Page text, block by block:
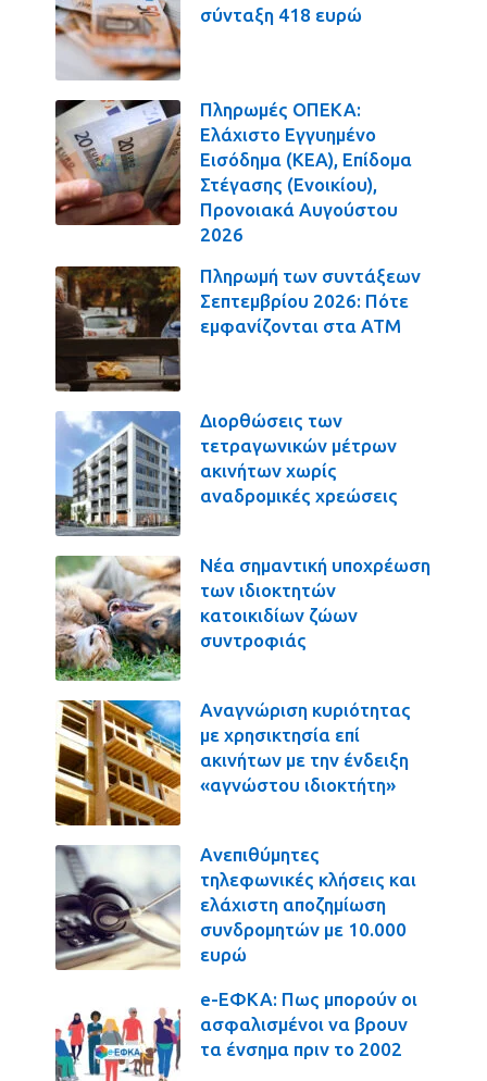
σύνταξη 418 ευρώ
Πληρωμές ΟΠΕΚΑ:
Ελάχιστο Εγγυημένο
Εισόδημα (ΚΕΑ), Επίδομα
Στέγασης (Ενοικίου),
Προνοιακά Αυγούστου
2026
Πληρωμή των συντάξεων
Σεπτεμβρίου 2026: Πότε
εμφανίζονται στα ΑΤΜ
Διορθώσεις των
τετραγωνικών μέτρων
ακινήτων χωρίς
αναδρομικές χρεώσεις
Νέα σημαντική υποχρέωση
των ιδιοκτητών
κατοικιδίων ζώων
συντροφιάς
Αναγνώριση κυριότητας
με χρησικτησία επί
ακινήτων με την ένδειξη
«αγνώστου ιδιοκτήτη»
Ανεπιθύμητες
τηλεφωνικές κλήσεις και
ελάχιστη αποζημίωση
συνδρομητών με 10.000
ευρώ
e-ΕΦΚΑ: Πως μπορούν οι
ασφαλισμένοι να βρουν
τα ένσημα πριν το 2002